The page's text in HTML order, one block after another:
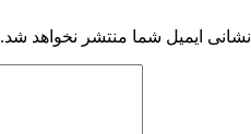
نشانی ایمیل شما منتشر نخواهد شد.